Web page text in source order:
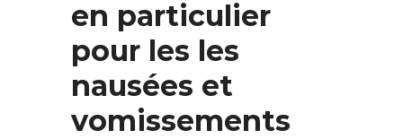
en particulier
pour les les
nausées et
vomissements